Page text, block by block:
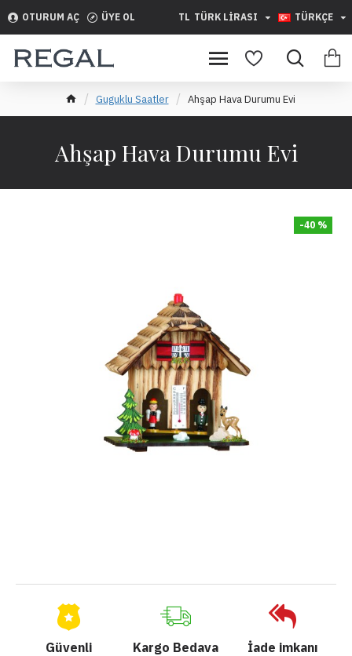
OTURUM AÇ ÜYE OL TL TÜRK LIRASI TÜRKÇE
Guguklu Saatler Ahşap Hava Durumu Evi
Ahşap Hava Durumu Evi
-40 %
Güvenli
Kargo Bedava İade imkanı